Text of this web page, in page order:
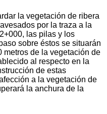
la vegetación de ribera
por la traza a la
las pilas y los
sobre éstos se situarán
metros de la vegetación de
al respecto en la
de estas
a la vegetación de
la anchura de la